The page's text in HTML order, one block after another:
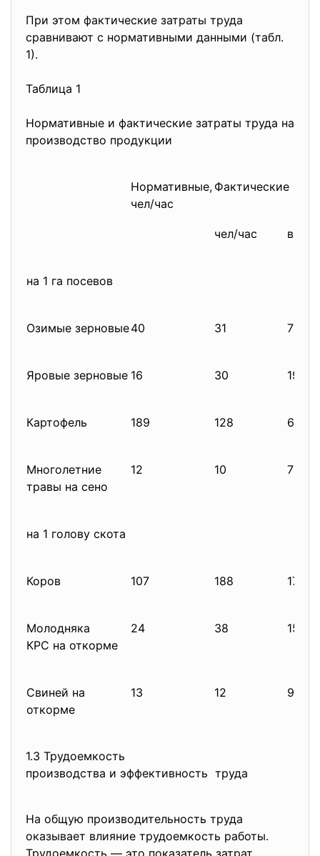
При этом фактические затраты труда
сравнивают с нормативными данными (табл.
1).
Таблица 1
Нормативные и фактические затраты труда на
производство продукции
Нормативные,
чел/час
Фактические
чел/час в %
на 1 га посевов
Озимые зерновые40 31 77,5
Яровые зерновые 16 30 193,7
Картофель 189 128 67,7
Многолетние
травы на сено
12 10 783,3
на 1 голову скота
Коров 107 188 175,7
Молодняка
КРС на откорме
24 38 158,3
Свиней на
откорме
13 12 92,3
1.3 Трудоемкость
производства и эффективность труда
На общую производительность труда
оказывает влияние трудоемкость работы.
Трудоемкость ― это показатель затрат